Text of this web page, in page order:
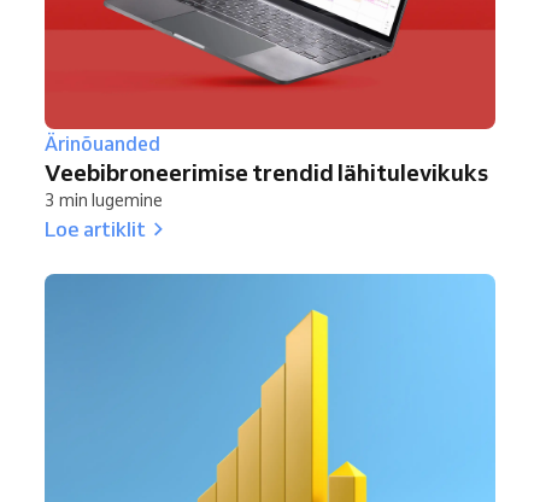
Ärinõuanded
Veebibroneerimise trendid lähitulevikuks
3 min lugemine
Loe artiklit